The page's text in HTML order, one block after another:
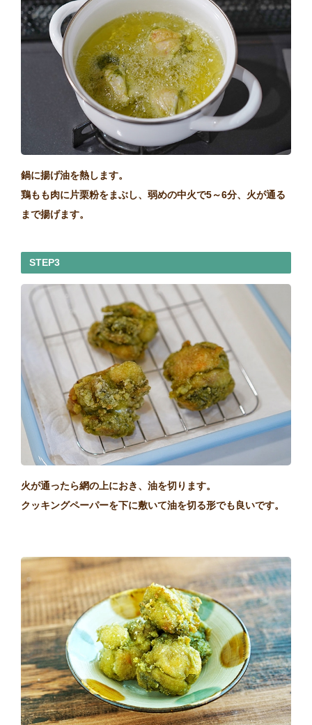
鍋に揚げ油を熱します。
鶏もも肉に片栗粉をまぶし、弱めの中火で5～6分、火が通る
まで揚げます。
STEP3
火が通ったら網の上におき、油を切ります。
クッキングペーパーを下に敷いて油を切る形でも良いです。